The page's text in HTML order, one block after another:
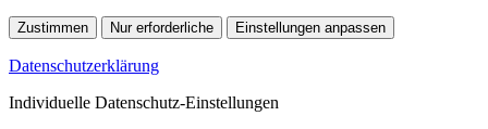
Zustimmen Nur erforderliche Einstellungen anpassen
Datenschutzerklärung
Individuelle Datenschutz-Einstellungen